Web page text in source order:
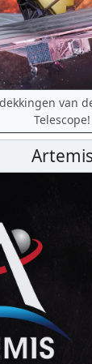
van
Telescope!
Artemis